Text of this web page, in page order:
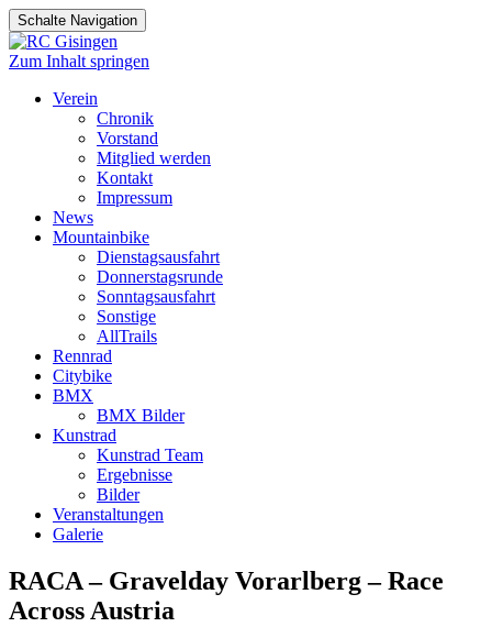
Schalte Navigation
Zum Inhalt springen
Verein
Chronik
Vorstand
Mitglied werden
Kontakt
Impressum
News
Mountainbike
Dienstagsausfahrt
Donnerstagsrunde
Sonntagsausfahrt
Sonstige
AllTrails
Rennrad
Citybike
BMX
BMX Bilder
Kunstrad
Kunstrad Team
Ergebnisse
Bilder
Veranstaltungen
Galerie
RACA – Gravelday Vorarlberg – Race
Across Austria